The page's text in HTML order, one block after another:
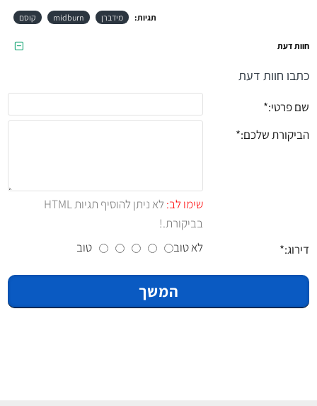
תגיות: מידברן midburn קוסם
חוות דעת
כתבו חוות דעת
שם פרטי:
הביקורת שלכם:
שימו לב:
לא ניתן להוסיף תגיות HTML
בביקורת.!
דירוג:
לא טוב טוב
המשך